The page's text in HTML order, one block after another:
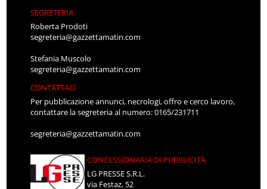
SEGRETERIA
Roberta Prodoti
segreteria@gazzettamatin.com
Stefania Muscolo
segreteria@gazzettamatin.com
CONTATTACI
Per pubblicazione annunci, necrologi, offro e cerco lavoro,
contattare la segreteria al numero: 0165/231711
segreteria@gazzettamatin.com
CONCESSIONARIA DI PUBBLICITÀ
LG PRESSE S.R.L.
via Festaz, 52